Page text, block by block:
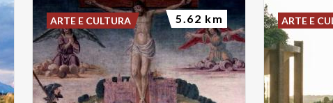
ARTE E CULTURA 5.62 km ARTE E